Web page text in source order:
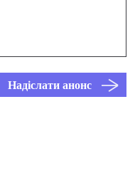
Надіслати анонс